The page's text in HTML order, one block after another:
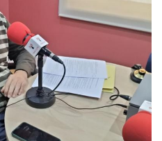
Amb Francesc
Del
Del
Del Baix